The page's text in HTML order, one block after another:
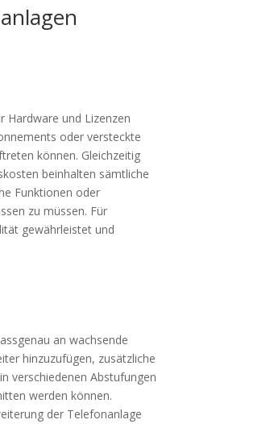
Hardware und Lizenzen
oder versteckte
können. Gleichzeitig
beinhalten sämtliche
Funktionen oder
zu müssen. Für
gewährleistet und
an wachsende
hinzuzufügen, zusätzliche
verschiedenen Abstufungen
werden können.
der Telefonanlage